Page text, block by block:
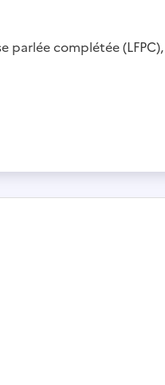
parlée complétée